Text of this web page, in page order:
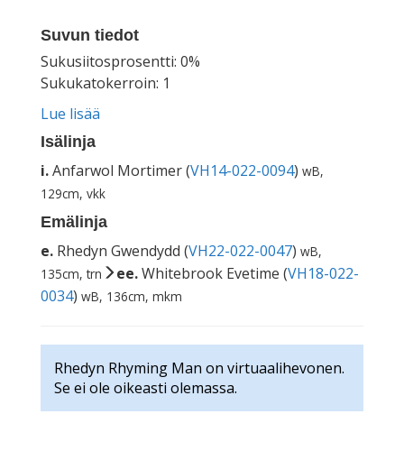
Suvun tiedot
Sukusiitosprosentti: 0%
Sukukatokerroin: 1
Lue lisää
Isälinja
i.Anfarwol Mortimer (VH14-022-0094) wB,
129cm, vkk
Emälinja
e. Rhedyn Gwendydd (VH22-022-0047) wB,
135cm, trn
ee.Whitebrook Evetime (VH18-022-
0034) wB, 136cm, mkm
Rhedyn Rhyming Man on virtuaalihevonen.
Se ei ole oikeasti olemassa.